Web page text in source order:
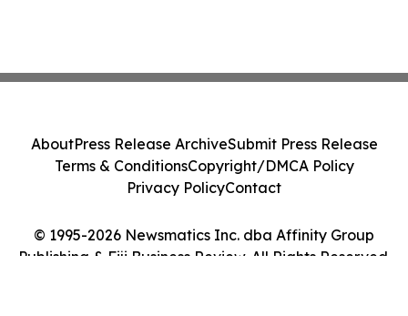
© 1995-2026 Newsmatics Inc. dba Affinity Group
Publishing & Fiji Business Review. All Rights Reserved.
AboutPress Release ArchiveSubmit Press Release
Terms & ConditionsCopyright/DMCA Policy
Privacy PolicyContact